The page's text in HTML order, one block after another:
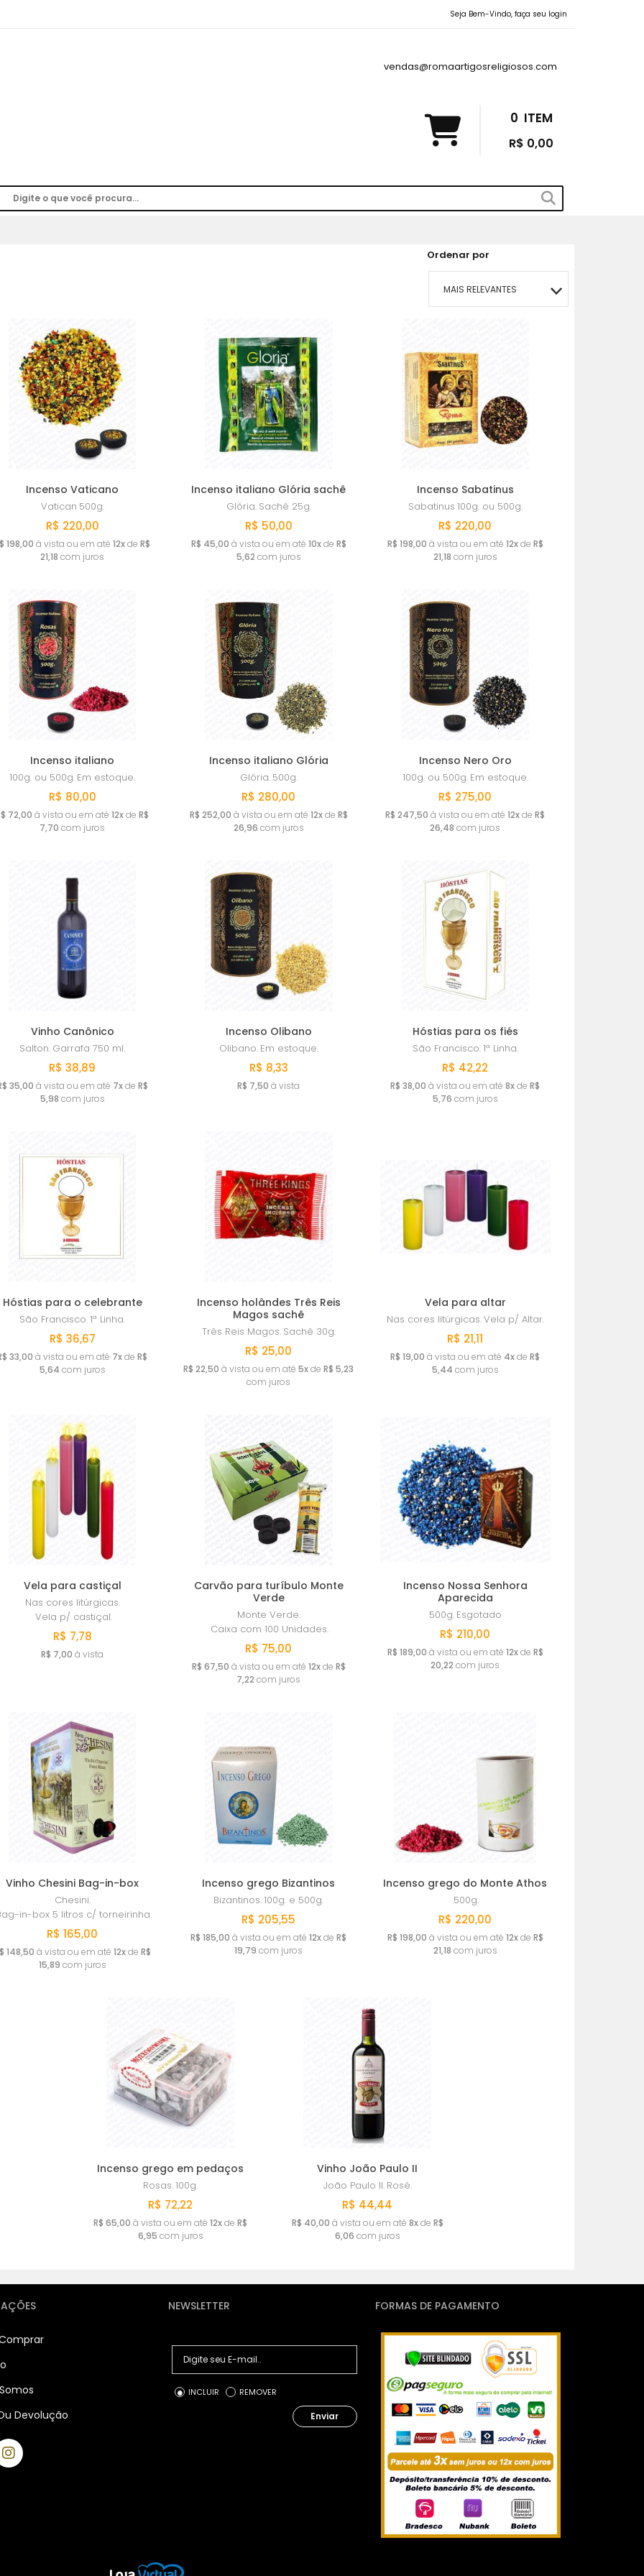
Seja Bem-Vindo, faça seu login
vendas@romaartigosreligiosos.com
0 ITEM
R$ 0,00
Ordenar por
MAIS RELEVANTES
MENOR PREÇO
MAIOR PREÇO
A - Z
Incenso Vaticano
Vatican 500g.
R$ 220,00
198,00 à vista ou em até12xdeR$
21,18 com juros
Incenso italiano Glória sachê
Glória. Sachê 25g.
R$ 50,00
R$ 45,00 à vista ou em até 10xde R$
5,62 com juros
Incenso Sabatinus
Sabatinus 100g. ou 500g.
R$ 220,00
R$ 198,00 à vista ou em até 12xde R$
21,18 com juros
Incenso italiano
100g. ou 500g. Em estoque.
R$ 80,00
72,00 à vista ou em até12xdeR$
7,70 com juros
Incenso italiano Glória
Glória. 500g.
R$ 280,00
R$ 252,00 à vista ou em até 12xde R$
26,96 com juros
Incenso Nero Oro
100g. ou 500g. Em estoque.
R$ 275,00
R$ 247,50 à vista ou em até12xdeR$
26,48 com juros
Vinho Canônico
Salton. Garrafa 750 ml.
R$ 38,89
35,00 à vista ou em até 7xde R$
5,98 com juros
Incenso Olibano
Olibano. Em estoque.
R$ 8,33
R$ 7,50 à vista
Hóstias para os fiés
São Francisco. 1ª Linha.
R$ 42,22
R$ 38,00 à vista ou em até8xdeR$
5,76 com juros
Hóstias para o celebrante
São Francisco. 1ª Linha.
R$ 36,67
33,00 à vista ou em até 7xdeR$
5,64 com juros
Incenso holândes Três Reis
Magos sachê
Três Reis Magos. Sachê 30g.
R$ 25,00
R$ 22,50 à vista ou em até5xdeR$ 5,23
com juros
Vela para altar
Nas cores litúrgicas.Vela p/ Altar.
R$ 21,11
R$ 19,00 à vista ou em até 4xdeR$
5,44 com juros
Vela para castiçal
Nas cores litúrgicas.
Vela p/ castiçal.
R$ 7,78
R$ 7,00 à vista
Carvão para turíbulo Monte
Verde
Monte Verde.
Caixa com 100 Unidades.
R$ 75,00
R$ 67,50 à vista ou em até 12xde R$
7,22 com juros
Incenso Nossa Senhora
Aparecida
500g. Esgotado
R$ 210,00
R$ 189,00 à vista ou em até 12xde R$
20,22 com juros
Vinho Chesini Bag-in-box
Chesini.
in-box 5 litros c/ torneirinha.
R$ 165,00
148,50 à vista ou em até 12xde R$
15,89 com juros
Incenso grego Bizantinos
Bizantinos. 100g. e 500g.
R$ 205,55
R$ 185,00 à vista ou em até12xdeR$
19,79 com juros
Incenso grego do Monte Athos
500g.
R$ 220,00
R$ 198,00 à vista ou em até 12xde R$
21,18 com juros
Incenso grego em pedaços
Rosas. 100g.
R$ 72,22
R$ 65,00 à vista ou em até 12xde R$
6,95 com juros
Vinho João Paulo II
João Paulo II. Rosé.
R$ 44,44
R$ 40,00 à vista ou em até 8xde R$
6,06 com juros
Devolução
NEWSLETTER
INCLUIR REMOVER
Enviar
FORMAS DE PAGAMENTO